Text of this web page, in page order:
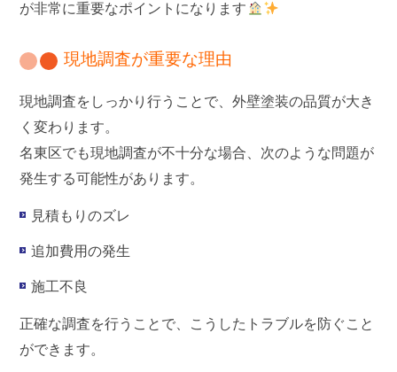
が非常に重要なポイントになります
現地調査が重要な理由
現地調査をしっかり行うことで、外壁塗装の品質が大き
く変わります。
名東区でも現地調査が不十分な場合、次のような問題が
発生する可能性があります。
見積もりのズレ
追加費用の発生
施工不良
正確な調査を行うことで、こうしたトラブルを防ぐこと
ができます。